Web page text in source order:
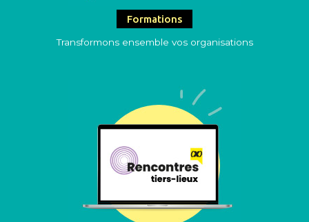
Formations
Transformons ensemble vos organisations